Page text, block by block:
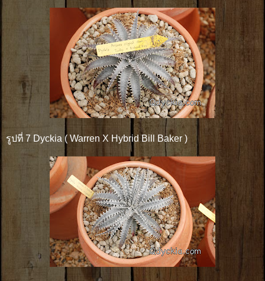
รูปที่ 7 Dyckia ( Warren X Hybrid Bill Baker )